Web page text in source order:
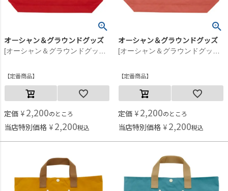
オーシャン＆グラウンドグッズ
定番商品
定価 ¥ 2,200のところ
当店特別価格 ¥ 2,200税込
オーシャン＆グラウンドグッズ
定番商品
定価 ¥ 2,200のところ
当店特別価格 ¥ 2,200税込